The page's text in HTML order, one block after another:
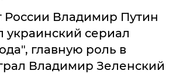
России Владимир Путин
украинский сериал
главную роль в
Владимир Зеленский